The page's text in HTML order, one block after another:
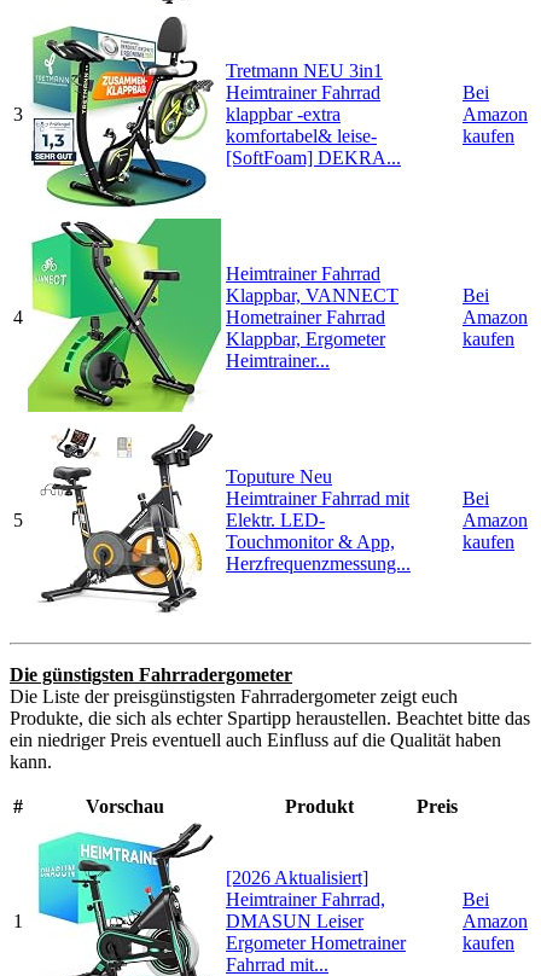
3
Tretmann NEU 3in1
Heimtrainer Fahrrad
klappbar -extra
komfortabel& leise-
[SoftFoam] DEKRA...
Bei
Amazon
kaufen
4
Heimtrainer Fahrrad
Klappbar, VANNECT
Hometrainer Fahrrad
Klappbar, Ergometer
Heimtrainer...
Bei
Amazon
kaufen
5
Toputure Neu
Heimtrainer Fahrrad mit
Elektr. LED-
Touchmonitor & App,
Herzfrequenzmessung...
Bei
Amazon
kaufen
Die günstigsten Fahrradergometer
Die Liste der preisgünstigsten Fahrradergometer zeigt euch
Produkte, die sich als echter Spartipp heraustellen. Beachtet bitte das
ein niedriger Preis eventuell auch Einfluss auf die Qualität haben
kann.
# Vorschau Produkt Preis
1
[2026 Aktualisiert]
Heimtrainer Fahrrad,
DMASUN Leiser
Ergometer Hometrainer
Fahrrad mit...
Bei
Amazon
kaufen